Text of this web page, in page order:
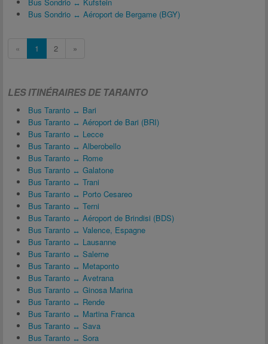
Bus Sondrio ↔ Aéroport de Bergame (BGY)
« 1 2 »
LES ITINÉRAIRES DE TARANTO
Bus Taranto ↔ Bari
Bus Taranto ↔ Aéroport de Bari (BRI)
Bus Taranto ↔ Lecce
Bus Taranto ↔ Alberobello
Bus Taranto ↔ Rome
Bus Taranto ↔ Galatone
Bus Taranto ↔ Trani
Bus Taranto ↔ Porto Cesareo
Bus Taranto ↔ Terni
Bus Taranto ↔ Aéroport de Brindisi (BDS)
Bus Taranto ↔ Valence, Espagne
Bus Taranto ↔ Lausanne
Bus Taranto ↔ Salerne
Bus Taranto ↔ Metaponto
Bus Taranto ↔ Avetrana
Bus Taranto ↔ Ginosa Marina
Bus Taranto ↔ Rende
Bus Taranto ↔ Martina Franca
Bus Taranto ↔ Sava
Bus Taranto ↔ Sora